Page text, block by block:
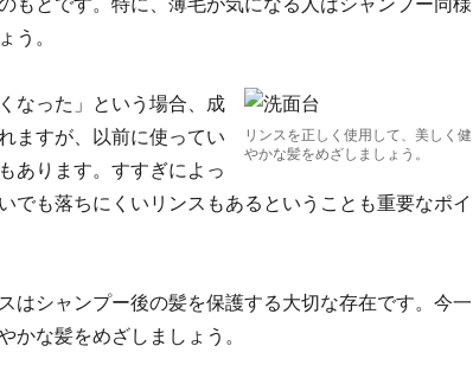
もとです。特に、薄毛が気になる人はシャンプー同様
う。
リンスを正しく使用して、美しく健
やかな髪をめざしましょう。
なった」という場合、成
ますが、以前に使ってい
あります。すすぎによっ
でも落ちにくいリンスもあるということも重要なポイ
はシャンプー後の髪を保護する大切な存在です。今一
かな髪をめざしましょう。